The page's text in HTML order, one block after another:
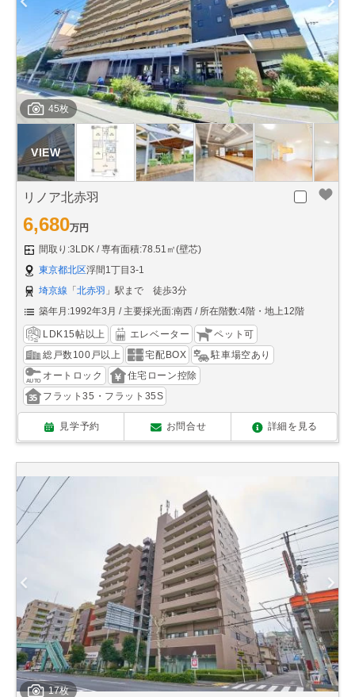
45枚
リノア北赤羽
6,680万円
間取り:3LDK
専有面積:78.51㎡(壁芯)
東京都北区浮間1丁目3-1
埼京線 「 北赤羽 」駅まで 徒歩3分
築年月:1992年3月
主要採光面:南西 所在階数:4階・地上12階
LDK15帖以上 エレベーター
ペット可
総戸数100戸以上
宅配BOX
駐車場空あり
オートロック
住宅ローン控除
フラット35・フラット35S
見学予約 お問合せ 詳細を見る
17枚